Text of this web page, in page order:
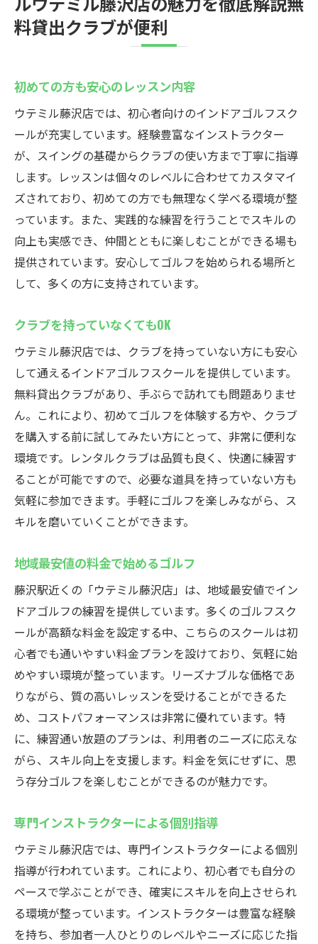
料貸出クラブが便利
初めての方も安心のレッスン内容
ウテミル藤沢店では、初心者向けのインドアゴルフスク
ールが充実しています。経験豊富なインストラクター
が、スイングの基礎からクラブの使い方まで丁寧に指導
します。レッスンは個々のレベルに合わせてカスタマイ
ズされており、初めての方でも無理なく学べる環境が整
っています。また、実践的な練習を行うことでスキルの
向上も実感でき、仲間とともに楽しむことができる場も
提供されています。安心してゴルフを始められる場所と
して、多くの方に支持されています。
クラブを持っていなくてもOK
ウテミル藤沢店では、クラブを持っていない方にも安心
して通えるインドアゴルフスクールを提供しています。
無料貸出クラブがあり、手ぶらで訪れても問題ありませ
ん。これにより、初めてゴルフを体験する方や、クラブ
を購入する前に試してみたい方にとって、非常に便利な
環境です。レンタルクラブは品質も良く、快適に練習す
ることが可能ですので、必要な道具を持っていない方も
気軽に参加できます。手軽にゴルフを楽しみながら、ス
キルを磨いていくことができます。
地域最安値の料金で始めるゴルフ
藤沢駅近くの「ウテミル藤沢店」は、地域最安値でイン
ドアゴルフの練習を提供しています。多くのゴルフスク
ールが高額な料金を設定する中、こちらのスクールは初
心者でも通いやすい料金プランを設けており、気軽に始
めやすい環境が整っています。リーズナブルな価格であ
りながら、質の高いレッスンを受けることができるた
め、コストパフォーマンスは非常に優れています。特
に、練習通い放題のプランは、利用者のニーズに応えな
がら、スキル向上を支援します。料金を気にせずに、思
う存分ゴルフを楽しむことができるのが魅力です。
専門インストラクターによる個別指導
ウテミル藤沢店では、専門インストラクターによる個別
指導が行われています。これにより、初心者でも自分の
ペースで学ぶことができ、確実にスキルを向上させられ
る環境が整っています。インストラクターは豊富な経験
を持ち、参加者一人ひとりのレベルやニーズに応じた指